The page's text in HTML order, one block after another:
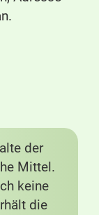
der
Mittel.
keine
die